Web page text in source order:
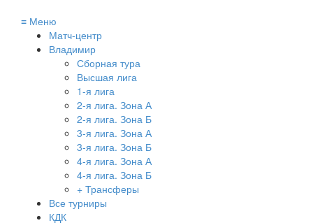
≡ Меню
Матч-центр
Владимир
Сборная тура
Высшая лига
1-я лига
2-я лига. Зона А
2-я лига. Зона Б
3-я лига. Зона А
3-я лига. Зона Б
4-я лига. Зона А
4-я лига. Зона Б
+ Трансферы
Все турниры
КДК